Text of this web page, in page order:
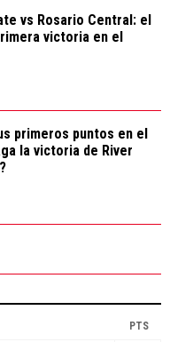
vs Rosario Central: el
victoria en el
primeros puntos en el
la victoria de River